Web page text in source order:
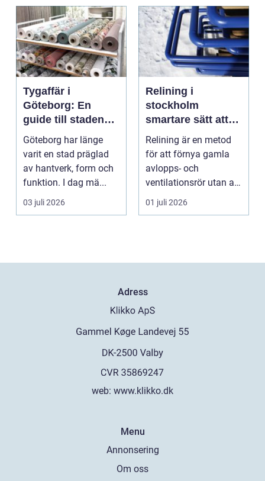
Tygaffär i
Göteborg: En
guide till stadens
textila möjligheter
Göteborg har länge
varit en stad präglad
av hantverk, form och
funktion. I dag mä...
03 juli 2026
Relining i
stockholm
smartare sätt att
förnya rören
Relining är en metod
för att förnya gamla
avlopps- och
ventilationsrör utan att
riva väggar och golv...
01 juli 2026
Adress
web: www.klikko.dk
Menu
Annonsering
Om oss